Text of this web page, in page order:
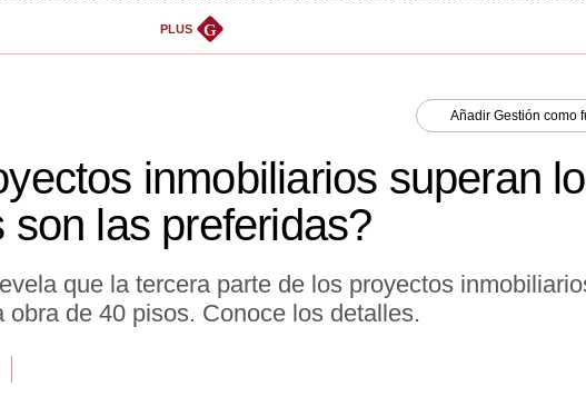
PLUS G
Añadir Gestión como
inmobiliarios superan
las preferidas?
que la tercera parte de los proyectos
de 40 pisos. Conoce los detalles.